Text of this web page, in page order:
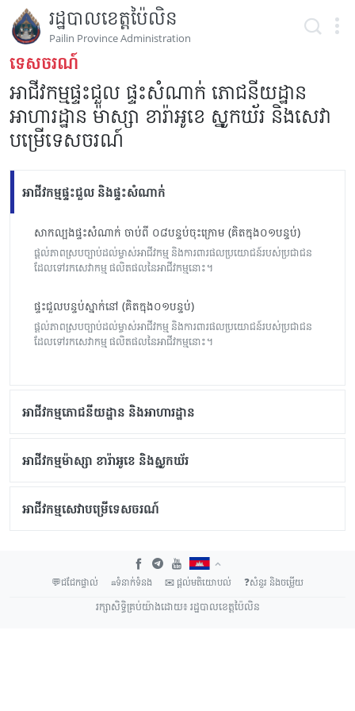
រដ្ឋបាលខេត្តប៉ៃលិន
Pailin Province Administration
ទេសចរណ៍
អាជីវកម្មផ្ទះជួល ផ្ទះសំណាក់ ភោជនីយដ្ឋាន
អាហារដ្ឋាន ម៉ាស្សា ខារ៉ាអូខេ ស្នូកឃ័រ និងសេវា
បម្រើទេសចរណ៍
អាជីវកម្មផ្ទះជួល និងផ្ទះសំណាក់
សាកល្បងផ្ទះសំណាក់ ចាប់ពី ០៨បន្ទប់ចុះក្រោម (គិតក្នុង០១បន្ទប់)
ផ្តល់ភាពស្របច្បាប់ដល់ម្ចាស់អាជីវកម្ម និងការពារផលប្រយោជន៍របស់ប្រជាជន
ដែលទៅរកសេវាកម្ម ផលិតផលនៃអាជីវកម្មនោះ។
ផ្ទះជួលបន្ទប់ស្នាក់នៅ (គិតក្នុង០១បន្ទប់)
ផ្តល់ភាពស្របច្បាប់ដល់ម្ចាស់អាជីវកម្ម និងការពារផលប្រយោជន៍របស់ប្រជាជន
ដែលទៅរកសេវាកម្ម ផលិតផលនៃអាជីវកម្មនោះ។
អាជីវកម្មភោជនីយដ្ឋាន និងអាហារដ្ឋាន
អាជីវកម្មម៉ាស្សា ខារ៉ាអូខេ និងស្នូកឃ័រ
អាជីវកម្មសេវាបម្រើទេសចរណ៍
💬ជជែកផ្ទាល់ ☎ទំនាក់ទំនង ✉ ផ្តល់មតិយោបល់
❓សំនួរ និង​ចម្លើយ
រក្សាសិទ្ធិគ្រប់យ៉ាងដោយ៖ រដ្ឋបាលខេត្តប៉ៃលិន